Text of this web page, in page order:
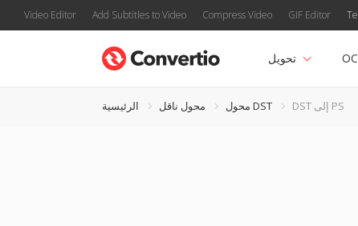
Video Editor Add Subtitles to Video Compress Video GIF Editor
تحويل
الرئيسية محول ناقل محول DST DST إلى PS